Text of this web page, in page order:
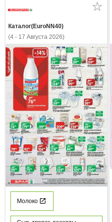
Каталог(EuroNN40)
(4 - 17 Августа 2026)
Молоко